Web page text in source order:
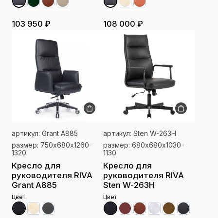
103 950 ₽ 108 000 ₽
артикул: Grant А885
размер: 750х680х1260-
1320
Кресло для
руководителя RIVA
Grant А885
Цвет
артикул: Sten W-263H
размер: 680х680х1030-
1130
Кресло для
руководителя RIVA
Sten W-263H
Цвет